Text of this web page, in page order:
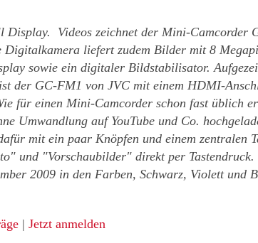
Display. Videos zeichnet der Mini-Camcorder
Digitalkamera liefert zudem Bilder mit 8
sowie ein digitaler Bildstabilisator.
der GC-FM1 von JVC mit einem HDMI-
für einen Mini-Camcorder schon fast üblich
Umwandlung auf YouTube und Co.
mit ein paar Knöpfen und einem
und "Vorschaubilder" direkt per
2009 in den Farben, Schwarz, Violett
| Jetzt anmelden